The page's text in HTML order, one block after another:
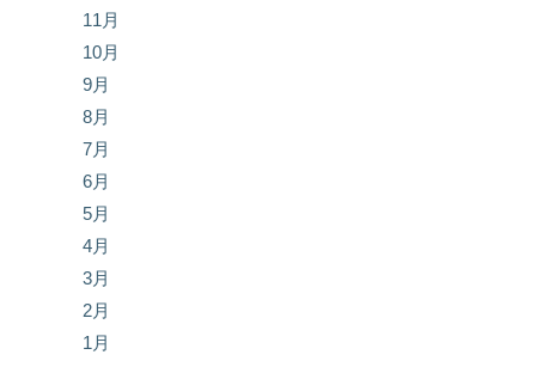
11月
10月
9月
8月
7月
6月
5月
4月
3月
2月
1月